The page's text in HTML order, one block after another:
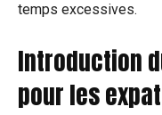
temps excessives.
Introduction
pour les